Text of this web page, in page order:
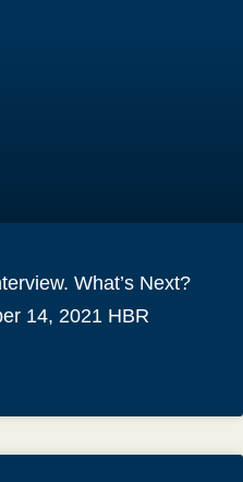
What’s Next?
14, 2021 HBR